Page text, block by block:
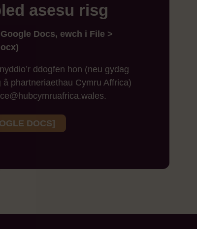
asesu risg
Docs, ewch i File >
ddogfen hon (neu gydag
phartneriaethau Cymru Affrica)
DOCS]